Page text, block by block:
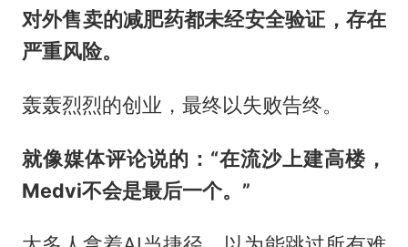
对外售卖的减肥药都未经安全验证，存在
严重风险。
轰轰烈烈的创业，最终以失败告终。
就像媒体评论说的：“在流沙上建高楼，
Medvi不会是最后一个。”